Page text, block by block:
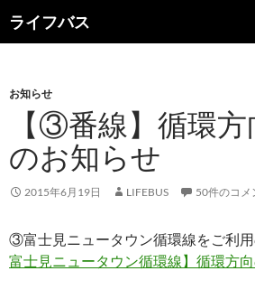
ライフバス
索
ン
ス
キ
ッ
お知らせ
【③番線】循環
のお知らせ
2015年6月19日 LIFEBUS 50件のコメ
③富士見ニュータウン循環線をご
富士見ニュータウン循環線】循環方